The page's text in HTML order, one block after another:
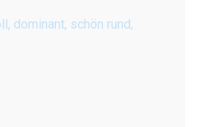
dominant, schön rund,